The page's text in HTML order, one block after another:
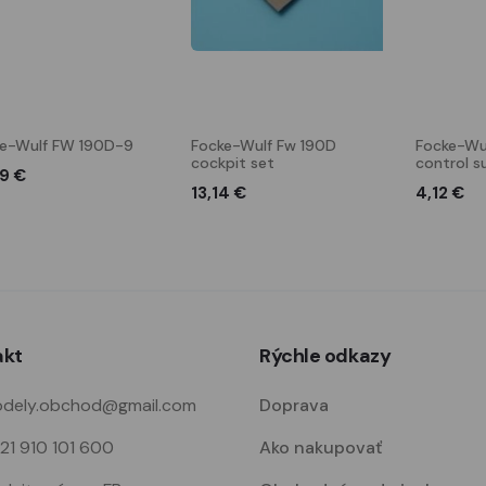
Wulf FW 190D-9
€
Focke-Wulf Fw 190D
cockpit set
13,14 €
Focke-
control
4,12 €
910 101 600
Rýchle odkazy
Doprava
Ako nakupovať